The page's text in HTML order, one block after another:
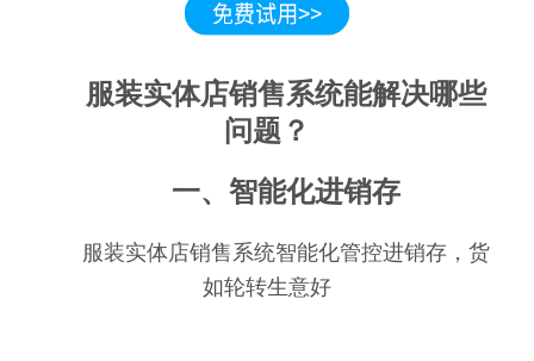
服装实体店销售系统能解决哪些
问题？
一、智能化进销存
服装实体店销售系统智能化管控进销存，货
如轮转生意好